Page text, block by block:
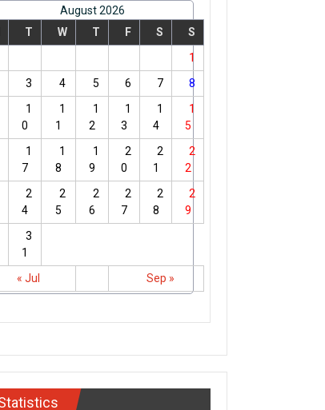
August 2026
T W T F S S
« Jul Sep »
1
3 4 5 6 7
8
1
0
1
1
1
2
1
3
1
4
1
5
1
7
1
8
1
9
2
0
2
1
2
2
2
4
2
5
2
6
2
7
2
8
2
9
3
1